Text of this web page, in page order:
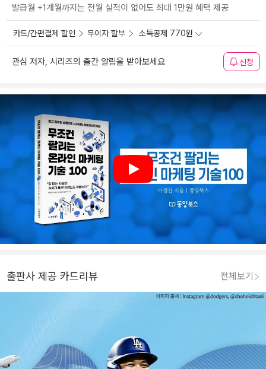
발급월 +1개월까지는 전월 실적이 없어도 최대 1만원 혜택 제공
카드/간편결제 할인 무이자 할부 소득공제 770원
관심 저자, 시리즈의 출간 알림을 받아보세요 신청
Play
출판사 제공 카드리뷰 전체보기